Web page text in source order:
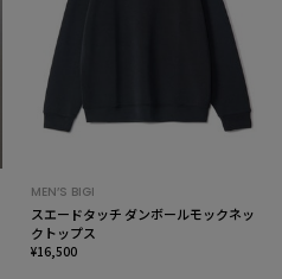
MEN’S BIGI
スエードタッチ ダンボールモックネッ
クトップス
¥16,500